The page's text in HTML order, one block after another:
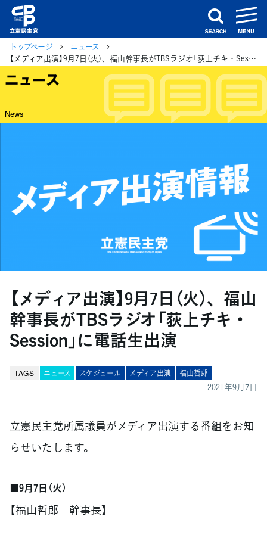
search
トップページ
ニュース
【メディア出演】9月7日（火）、福山幹事長がTBSラジオ「荻上チキ・Session」に電話生出演
ニュース
News
【メディア出演】9月7日（火）、福山
幹事長がTBSラジオ「荻上チキ・
Session」に電話生出演
TAGS ニュース スケジュール メディア出演 福山哲郎
2021年9月7日
立憲民主党所属議員がメディア出演する番組をお知
らせいたします。
■9月7日（火）
【福山哲郎 幹事長】